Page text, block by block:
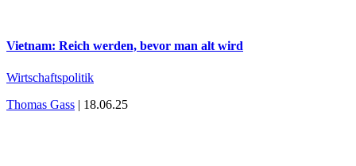
Vietnam: Reich werden, bevor man alt wird
Wirtschaftspolitik
Thomas Gass | 18.06.25